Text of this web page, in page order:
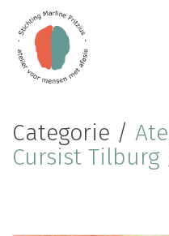
Categorie /
Cursist Tilburg